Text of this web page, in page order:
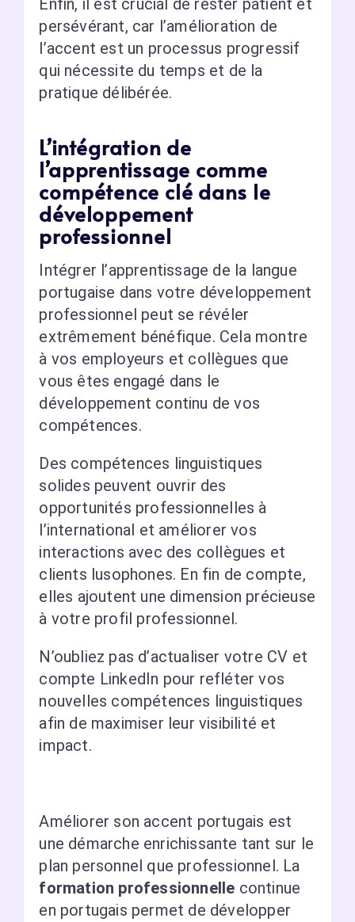
Enfin, il est crucial de rester patient et
persévérant, car l’amélioration de
l’accent est un processus progressif
qui nécessite du temps et de la
pratique délibérée.
L’intégration de
l’apprentissage comme
compétence clé dans le
développement
professionnel
Intégrer l’apprentissage de la langue
portugaise dans votre développement
professionnel peut se révéler
extrêmement bénéfique. Cela montre
à vos employeurs et collègues que
vous êtes engagé dans le
développement continu de vos
compétences.
Des compétences linguistiques
solides peuvent ouvrir des
opportunités professionnelles à
l’international et améliorer vos
interactions avec des collègues et
clients lusophones. En fin de compte,
elles ajoutent une dimension précieuse
à votre profil professionnel.
N’oubliez pas d’actualiser votre CV et
compte LinkedIn pour refléter vos
nouvelles compétences linguistiques
afin de maximiser leur visibilité et
impact.
Améliorer son accent portugais est
une démarche enrichissante tant sur le
plan personnel que professionnel. La
formation professionnelle continue
en portugais permet de développer